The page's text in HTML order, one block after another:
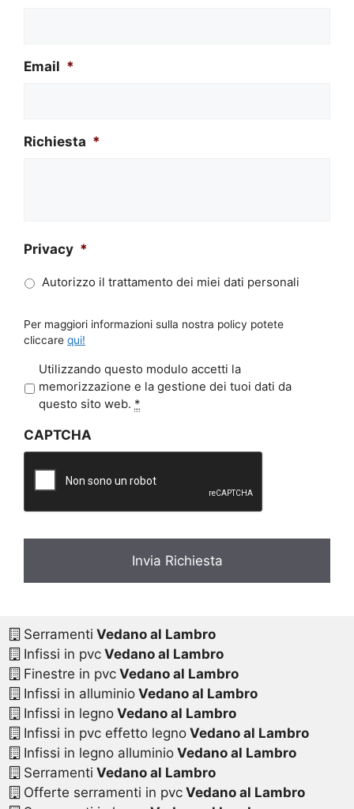
Email *
Richiesta *
Privacy *
Autorizzo il trattamento dei miei dati personali
Per maggiori informazioni sulla nostra policy potete
cliccare qui!
r
a
c
*
Utilizzando questo modulo accetti la
memorizzazione e la gestione dei tuoi dati da
questo sito web. *
CAPTCHA
Serramenti Vedano al Lambro
Infissi in pvcVedano al Lambro
Finestre in pvcVedano al Lambro
Infissi in alluminioVedano al Lambro
Infissi in legnoVedano al Lambro
Infissi in pvc effetto legnoVedano al Lambro
Infissi in legno alluminioVedano al Lambro
Serramenti Vedano al Lambro
Offerte serramenti in pvcVedano al Lambro